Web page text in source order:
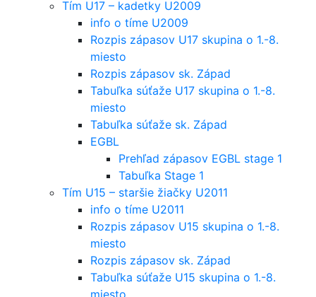
Tím U17 – kadetky U2009
info o tíme U2009
Rozpis zápasov U17 skupina o 1.-8.
miesto
Rozpis zápasov sk. Západ
Tabuľka súťaže U17 skupina o 1.-8.
miesto
Tabuľka súťaže sk. Západ
EGBL
Prehľad zápasov EGBL stage 1
Tabuľka Stage 1
Tím U15 – staršie žiačky U2011
info o tíme U2011
Rozpis zápasov U15 skupina o 1.-8.
miesto
Rozpis zápasov sk. Západ
Tabuľka súťaže U15 skupina o 1.-8.
miesto